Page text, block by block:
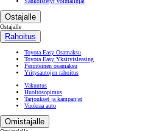
Ostajalle
Ostajalle
Rahoitus
Toyota Easy Osamaksu
Toyota Easy Yksityisleasing
Perinteinen osamaksu
Yritysautojen rahoitus
Vakuutus
Huoltosopimus
Tarjoukset ja kampanjat
Vuokraa auto
Omistajalle